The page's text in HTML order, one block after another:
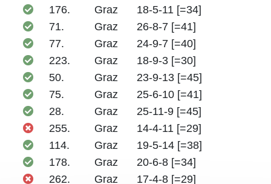
176.
Graz
18-5-11 [=34]
71.
Graz
26-8-7 [=41]
77.
Graz
24-9-7 [=40]
223.
Graz
18-9-3 [=30]
50.
Graz
23-9-13 [=45]
75.
Graz
25-6-10 [=41]
28.
Graz
25-11-9 [=45]
255.
Graz
14-4-11 [=29]
114.
Graz
19-5-14 [=38]
178.
Graz
20-6-8 [=34]
262.
Graz
17-4-8 [=29]